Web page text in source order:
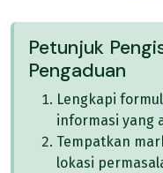
Petunjuk
Pengaduan
Lengkapi
informasi yang
Tempatkan
lokasi